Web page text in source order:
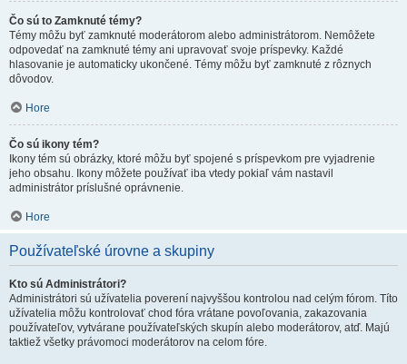
Čo sú to Zamknuté témy?
Témy môžu byť zamknuté moderátorom alebo administrátorom. Nemôžete
odpovedať na zamknuté témy ani upravovať svoje príspevky. Každé
hlasovanie je automaticky ukončené. Témy môžu byť zamknuté z rôznych
dôvodov.
Hore
Čo sú ikony tém?
Ikony tém sú obrázky, ktoré môžu byť spojené s príspevkom pre vyjadrenie
jeho obsahu. Ikony môžete používať iba vtedy pokiaľ vám nastavil
administrátor príslušné oprávnenie.
Hore
Používateľské úrovne a skupiny
Kto sú Administrátori?
Administrátori sú užívatelia poverení najvyššou kontrolou nad celým fórom. Títo
užívatelia môžu kontrolovať chod fóra vrátane povoľovania, zakazovania
používateľov, vytvárane používateľských skupín alebo moderátorov, atď. Majú
taktiež všetky právomoci moderátorov na celom fóre.